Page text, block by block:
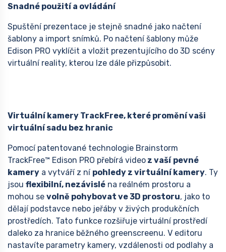
Snadné použití a ovládání
Spuštění prezentace je stejně snadné jako načtení
šablony a import snímků. Po načtení šablony může
Edison PRO vyklíčit a vložit prezentujícího do 3D scény
virtuální reality, kterou lze dále přizpůsobit.
Virtuální kamery TrackFree, které promění vaši
virtuální sadu bez hranic
Pomocí patentované technologie Brainstorm
TrackFree™ Edison PRO přebírá video z vaší pevné
kamery a vytváří z ní pohledy z virtuální kamery. Ty
jsou flexibilní, nezávislé na reálném prostoru a
mohou se volně pohybovat ve 3D prostoru, jako to
dělají podstavce nebo jeřáby v živých produkčních
prostředích. Tato funkce rozšiřuje virtuální prostředí
daleko za hranice běžného greenscreenu. V editoru
nastavíte parametry kamery, vzdálenosti od podlahy a